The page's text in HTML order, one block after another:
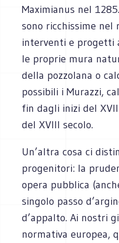
Maximianus nel
sono ricchissime
interventi e progetti
le proprie mura
della pozzolana o
possibili i Murazzi,
fin dagli inizi del
del XVIII secolo.
Un’altra cosa ci
progenitori: la
opera pubblica
singolo passo
d’appalto. Ai nostri
normativa europea,